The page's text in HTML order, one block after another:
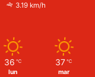
3.19 km/h
36 ℃
lun
37 ℃
mar